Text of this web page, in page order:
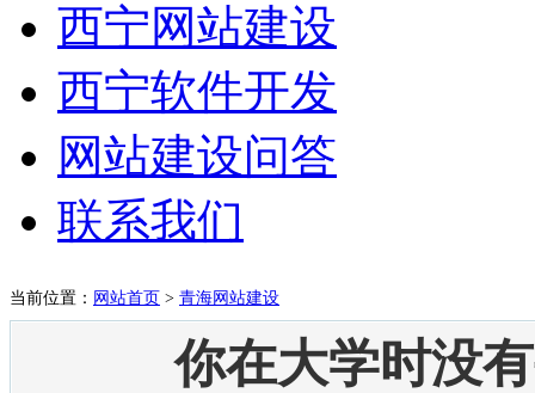
西宁网站建设
西宁软件开发
网站建设问答
联系我们
当前位置： 网站首页 > 青海网站建设
你在大学时没